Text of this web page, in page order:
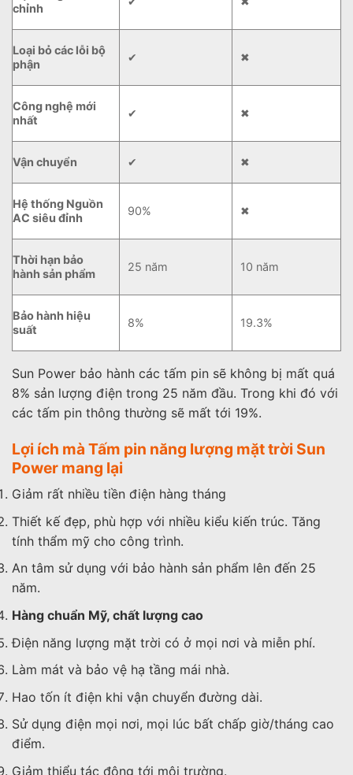
chỉnh
Loại bỏ các lỗi bộ
phận
✔ ✖
Công nghệ mới
nhất
✔ ✖
Vận chuyển ✔ ✖
Hệ thống Nguồn
AC siêu đỉnh
90% ✖
Thời hạn bảo
hành sản phẩm
25 năm 10 năm
Bảo hành hiệu
suất
8% 19.3%
Sun Power bảo hành các tấm pin sẽ không bị mất quá
8% sản lượng điện trong 25 năm đầu. Trong khi đó với
các tấm pin thông thường sẽ mất tới 19%.
Lợi ích mà Tấm pin năng lượng mặt trời Sun
Power mang lại
Giảm rất nhiều tiền điện hàng tháng
Thiết kế đẹp, phù hợp với nhiều kiểu kiến trúc. Tăng
tính thẩm mỹ cho công trình.
An tâm sử dụng với bảo hành sản phẩm lên đến 25
năm.
Hàng chuẩn Mỹ, chất lượng cao
Điện năng lượng mặt trời có ở mọi nơi và miễn phí.
Làm mát và bảo vệ hạ tầng mái nhà.
Hao tốn ít điện khi vận chuyển đường dài.
Sử dụng điện mọi nơi, mọi lúc bất chấp giờ/tháng cao
điểm.
Giảm thiểu tác động tới môi trường.